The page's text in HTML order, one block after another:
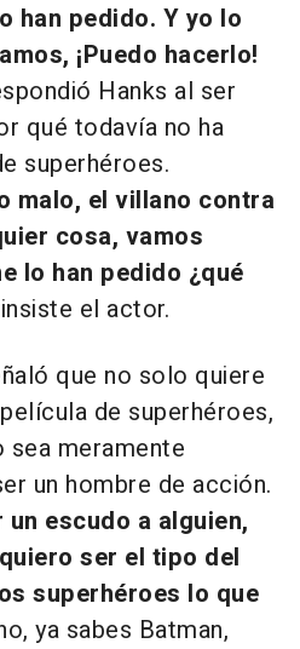
han pedido. Y yo lo
¡Puedo hacerlo!
Hanks al ser
qué todavía no ha
superhéroes.
malo, el villano contra
cosa, vamos
lo han pedido ¿qué
el actor.
que no solo quiere
de superhéroes,
sea meramente
un hombre de acción.
escudo a alguien,
ser el tipo del
superhéroes lo que
ya sabes Batman,